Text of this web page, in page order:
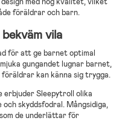
föräldrar och barn.
vila
för att ge barnet optimal
gungandet lugnar barnet,
kan känna sig trygga.
erbjuder Sleepytroll olika
skyddsfodral. Mångsidiga,
de underlättar för